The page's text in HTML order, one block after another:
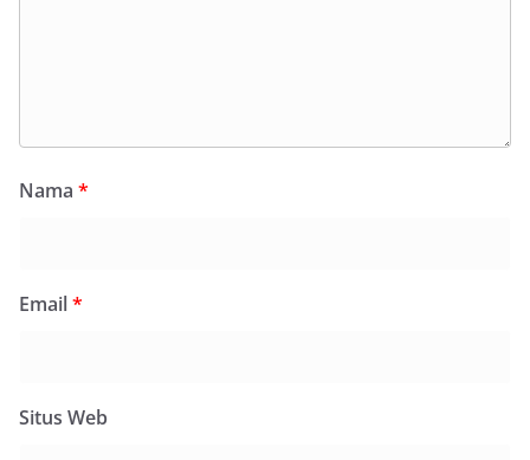
Nama *
Email*
Situs Web